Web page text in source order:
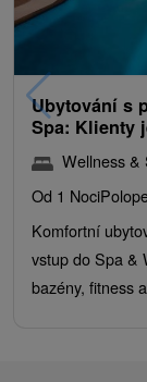
Ubytování s
Spa: Klienty
Wellness &
Od 1 Noci
Komfortní
vstup do Spa &
bazény, fitness